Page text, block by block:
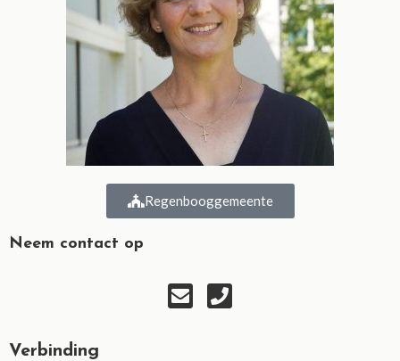
Regenbooggemeente
Neem contact op
Verbinding